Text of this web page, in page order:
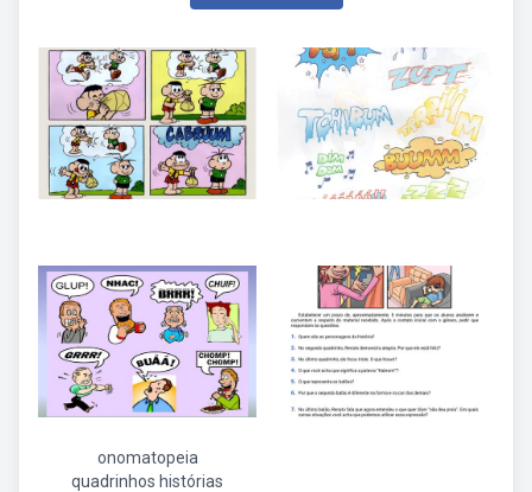
onomatopeia
quadrinhos histórias